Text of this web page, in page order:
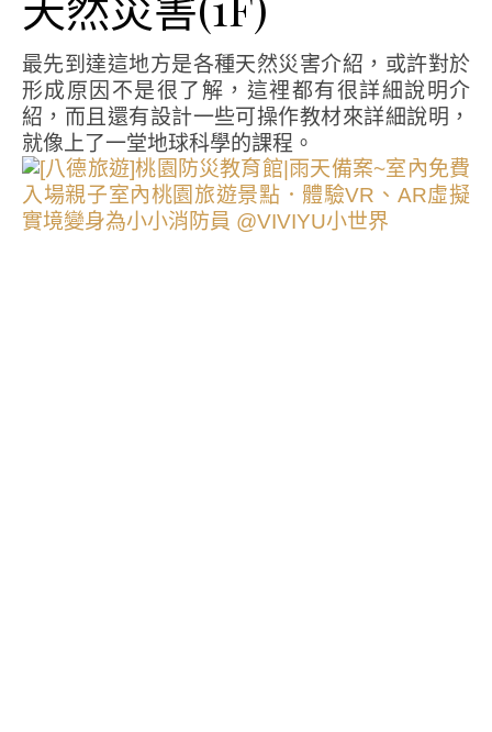
最先到達這地方是各種天然災害介紹，或許對於
形成原因不是很了解，這裡都有很詳細說明介
紹，而且還有設計一些可操作教材來詳細說明，
就像上了一堂地球科學的課程。